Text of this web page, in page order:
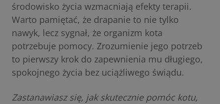
środowisko życia wzmacniają efekty terapii.
Warto pamiętać, że drapanie to nie tylko
nawyk, lecz sygnał, że organizm kota
potrzebuje pomocy. Zrozumienie jego potrzeb
to pierwszy krok do zapewnienia mu długiego,
spokojnego życia bez uciążliwego świądu.
Zastanawiasz się, jak skutecznie pomóc kotu,